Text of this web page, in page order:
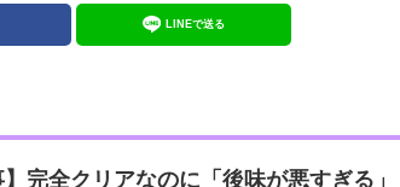
LINEで送る
完全クリアなのに「後味が悪すぎる」